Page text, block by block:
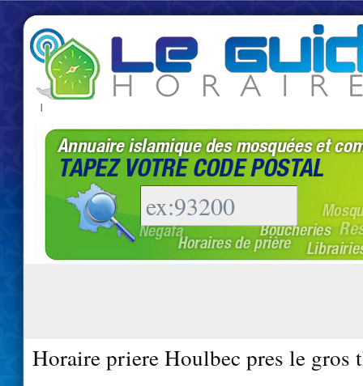
|
Horaire priere Houlbec pres le gros